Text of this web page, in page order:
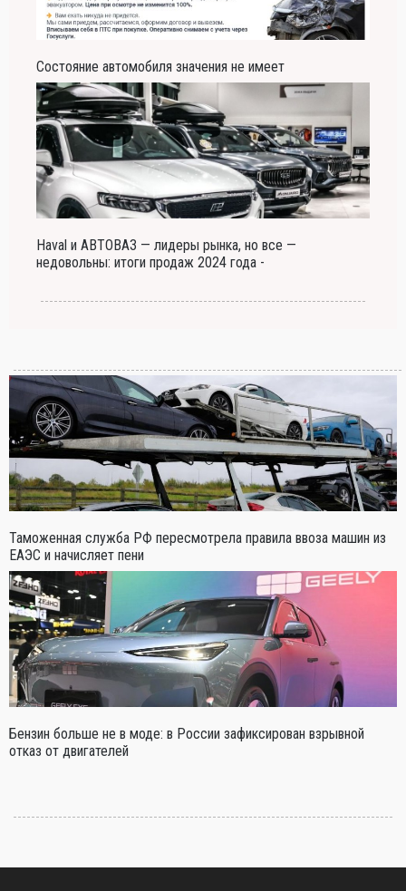
Состояние автомобиля значения не имеет
Haval и АВТОВАЗ — лидеры рынка, но все —
недовольны: итоги продаж 2024 года -
Таможенная служба РФ пересмотрела правила ввоза машин из
ЕАЭС и начисляет пени
Бензин больше не в моде: в России зафиксирован взрывной
отказ от двигателей